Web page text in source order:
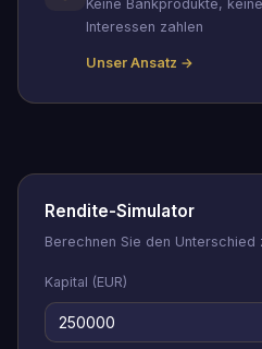
Keine Bankprodukte,
Interessen zahlen
Unser Ansatz →
Rendite-Simulator
Berechnen Sie den Unterschied
Kapital (EUR)